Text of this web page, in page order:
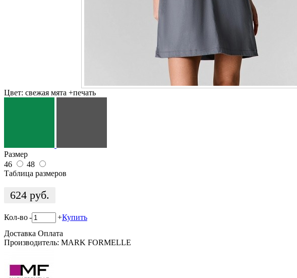
Цвет: свежая мята +печать
Размер
46
48
Таблица размеров
624 руб.
Кол-во- +Купить
Доставка Оплата
Производитель: MARK FORMELLE